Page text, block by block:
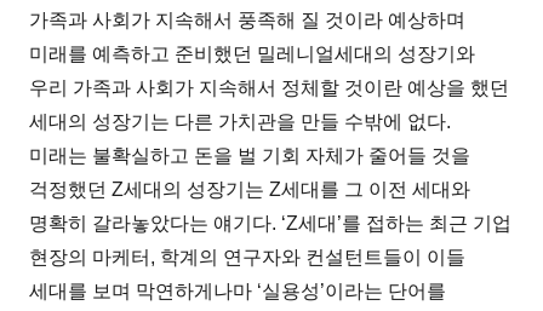
가족과 사회가 지속해서 풍족해 질 것이라 예상하며
미래를 예측하고 준비했던 밀레니얼세대의 성장기와
우리 가족과 사회가 지속해서 정체할 것이란 예상을 했던
세대의 성장기는 다른 가치관을 만들 수밖에 없다.
미래는 불확실하고 돈을 벌 기회 자체가 줄어들 것을
걱정했던 Z세대의 성장기는 Z세대를 그 이전 세대와
명확히 갈라놓았다는 얘기다. ‘Z세대’를 접하는 최근 기업
현장의 마케터, 학계의 연구자와 컨설턴트들이 이들
세대를 보며 막연하게나마 ‘실용성’이라는 단어를